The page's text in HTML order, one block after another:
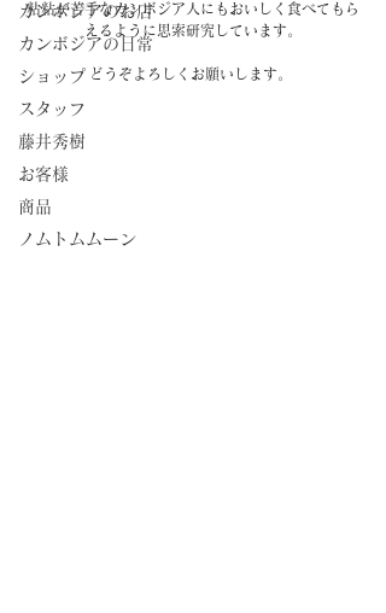
カンボジアのお店
カンボジアの日常
ショップ
スタッフ
藤井秀樹
お客様
商品
ノムトムムーン
粘粘が苦手なカンボジア人にもおいしく食べてもら
えるように思索研究しています。
どうぞよろしくお願いします。